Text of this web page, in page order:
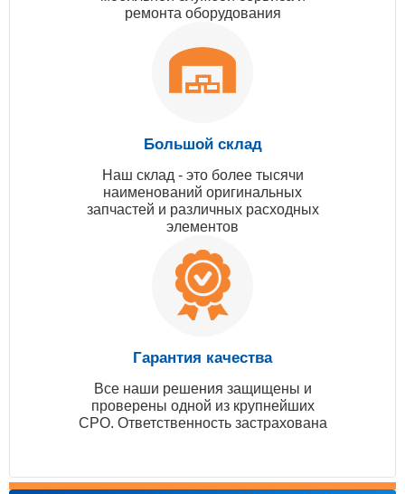
ремонта оборудования
Большой склад
Наш склад - это более тысячи
наименований оригинальных
запчастей и различных расходных
элементов
Гарантия качества
Все наши решения защищены и
проверены одной из крупнейших
СРО. Ответственность застрахована